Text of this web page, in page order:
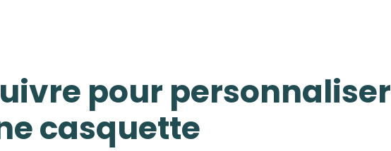
pour personnaliser
casquette